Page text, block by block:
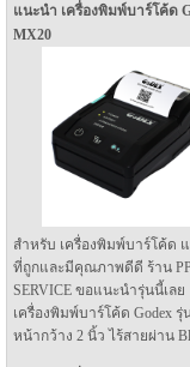
แนะนำ เครื่องพิมพ์บาร์โค้ด
MX20
สำหรับ เครื่องพิมพ์บาร์โค้ด
ที่ถูกและมีคุณภาพดีดี ร้าน PP
SERVICE ขอแนะนำรุ่นนี้เลย
เครื่องพิมพ์บาร์โค้ด Godex รุ่
หน้ากว้าง 2 นิ้ว ไร้สายผ่าน